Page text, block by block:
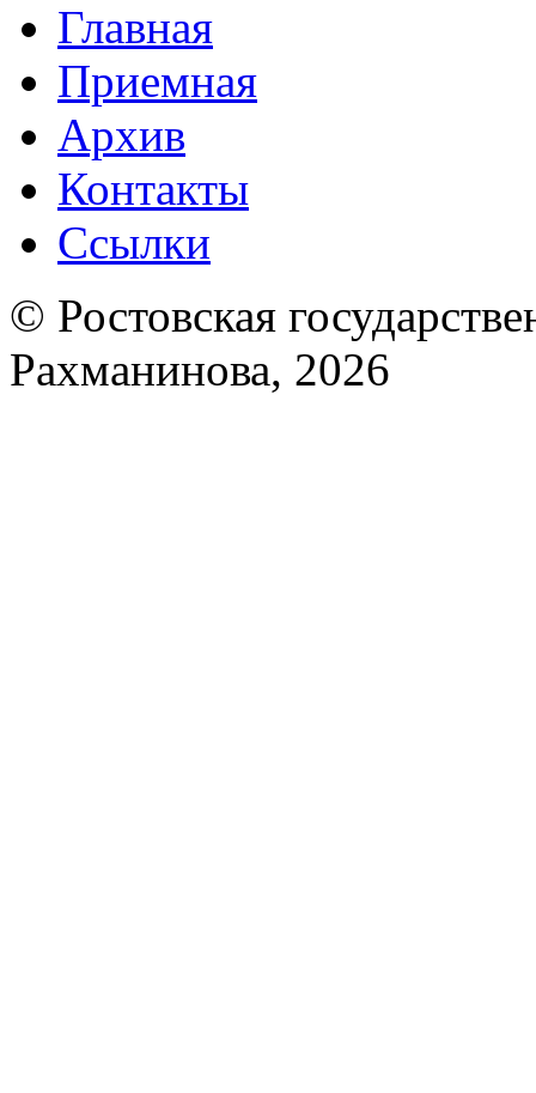
Главная
Приемная
Архив
Контакты
Ссылки
© Ростовская
Рахманинова, 2026